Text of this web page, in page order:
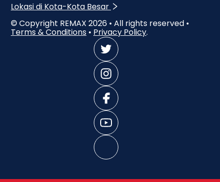
Lokasi di Kota-Kota Besar
© Copyright REMAX 2026 • All rights reserved •
Terms & Conditions • Privacy Policy.